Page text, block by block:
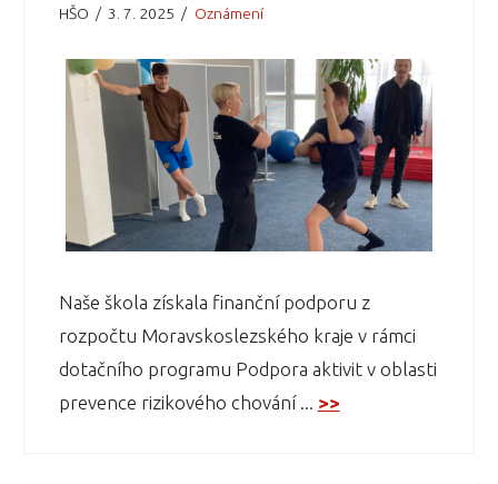
HŠO 3. 7. 2025 Oznámení
Naše škola získala finanční podporu z
rozpočtu Moravskoslezského kraje v rámci
dotačního programu Podpora aktivit v oblasti
prevence rizikového chování ... >>